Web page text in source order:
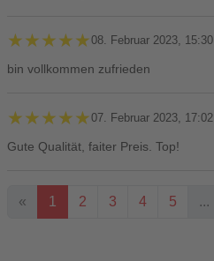
★★★★★
★★★★★08. Februar 2023, 15:30
bin vollkommen zufrieden
★★★★★
★★★★★07. Februar 2023, 17:02
Gute Qualität, faiter Preis. Top!
« 1 2 3 4 5 ...